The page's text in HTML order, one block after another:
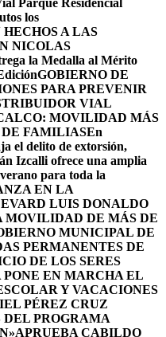
Parque Residencial
los
A LAS
NICOLAS
la Medalla al Mérito
GOBIERNO DE
PARA PREVENIR
VIAL
MOVILIDAD MÁS
DE FAMILIASEn
el delito de extorsión,
Izcalli ofrece una amplia
para toda la
EN LA
LUIS DONALDO
MOVILIDAD DE MÁS DE
MUNICIPAL DE
PERMANENTES DE
DE LOS SERES
EN MARCHA EL
Y VACACIONES
PÉREZ CRUZ
DEL PROGRAMA
APRUEBA CABILDO